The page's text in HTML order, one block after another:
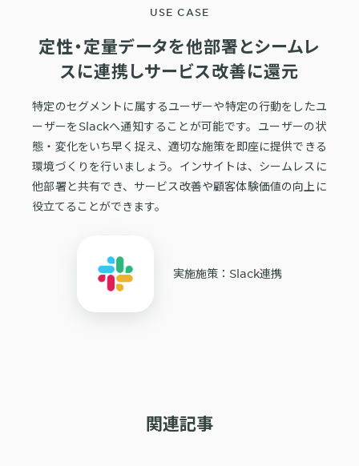
定性・定量データを他部署とシームレ
スに連携しサービス改善に還元
特定のセグメントに属するユーザーや特定の行動をしたユ
ーザーをSlackへ通知することが可能です。ユーザーの状
態・変化をいち早く捉え、適切な施策を即座に提供できる
環境づくりを行いましょう。インサイトは、シームレスに
他部署と共有でき、サービス改善や顧客体験価値の向上に
役立てることができます。
実施施策：Slack連携
関連記事